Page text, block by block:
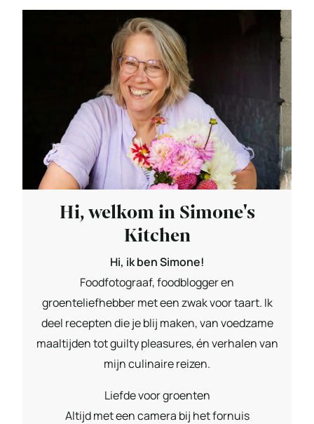
Hi, welkom in Simone's
Kitchen
Hi, ik ben Simone!
Foodfotograaf, foodblogger en
groenteliefhebber met een zwak voor taart. Ik
deel recepten die je blij maken, van voedzame
maaltijden tot guilty pleasures, én verhalen van
mijn culinaire reizen.
Liefde voor groenten
Altijd met een camera bij het fornuis